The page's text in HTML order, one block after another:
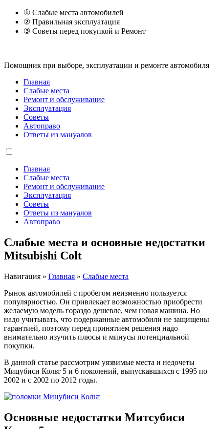
① Слабые места автомобилей
② Правильная эксплуатация
③ Советы перед покупкой и Ремонт
Помощник при выборе, эксплуатации и ремонте автомобиля
Главная
Слабые места
Ремонт и обслуживание
Эксплуатация
Советы
Автоправо
Ответы из мануалов
Главная
Слабые места
Ремонт и обслуживание
Эксплуатация
Советы
Ответы из мануалов
Автоправо
Слабые места и основные недостатки
Mitsubishi Colt
Навигация » Главная » Слабые места
Рынок автомобилей с пробегом неизменно пользуется
популярностью. Он привлекает возможностью приобрести
желаемую модель гораздо дешевле, чем новая машина. Но
надо учитывать, что подержанные автомобили не защищены
гарантией, поэтому перед принятием решения надо
внимательно изучить плюсы и минусы потенциальной
покупки.
В данной статье рассмотрим уязвимые места и недочеты
Мицубиси Кольт 5 и 6 поколений, выпускавшихся с 1995 по
2002 и с 2002 по 2012 годы.
Основные недостатки Митсубиси